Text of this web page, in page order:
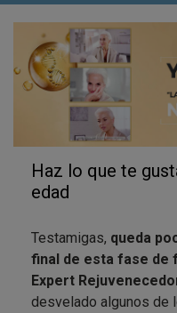
Haz lo que te
edad
Testamigas, queda
final de esta fase de
Expert
desvelado algunos de